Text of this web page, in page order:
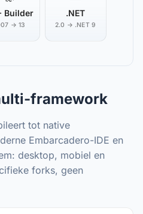
Builder
→ 13
.NET
2.0 → .NET 9
framework
tot native
Embarcadero-IDE en
desktop, mobiel en
forks, geen